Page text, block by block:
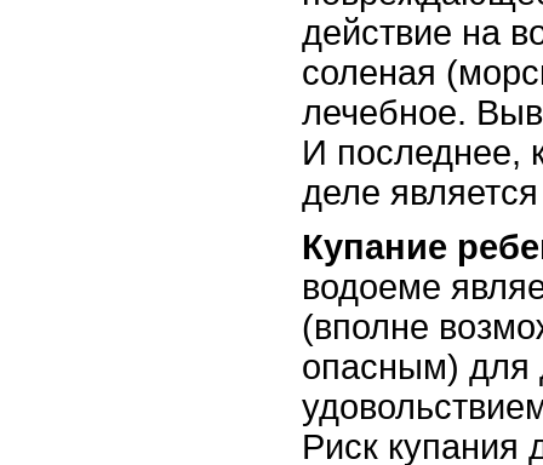
действие на
соленая
лечебное.
И последнее,
деле
Купание
водоеме
(вполне
опасным) для
Риск купания